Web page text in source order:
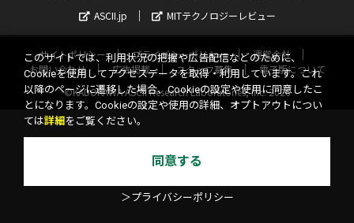
ASCII.jp
MITテクノロジーレビュー
サイトポリシー プライバシーポリシー
運営会社
お問い合わせ
広告掲載 スタッフ募集
電子版について
©KADOKAWA ASCII Research Laboratories, Inc. 2026
このサイトでは、利用状況の把握や広告配信などのために、
Cookieを使用してアクセスデータを取得・利用しています。これ
以降のページに遷移した場合、Cookieの設定や使用に同意したこ
とになります。Cookieの設定や使用の詳細、オプトアウトについ
ては詳細 をご覧ください。
同意する
＞プライバシーポリシー